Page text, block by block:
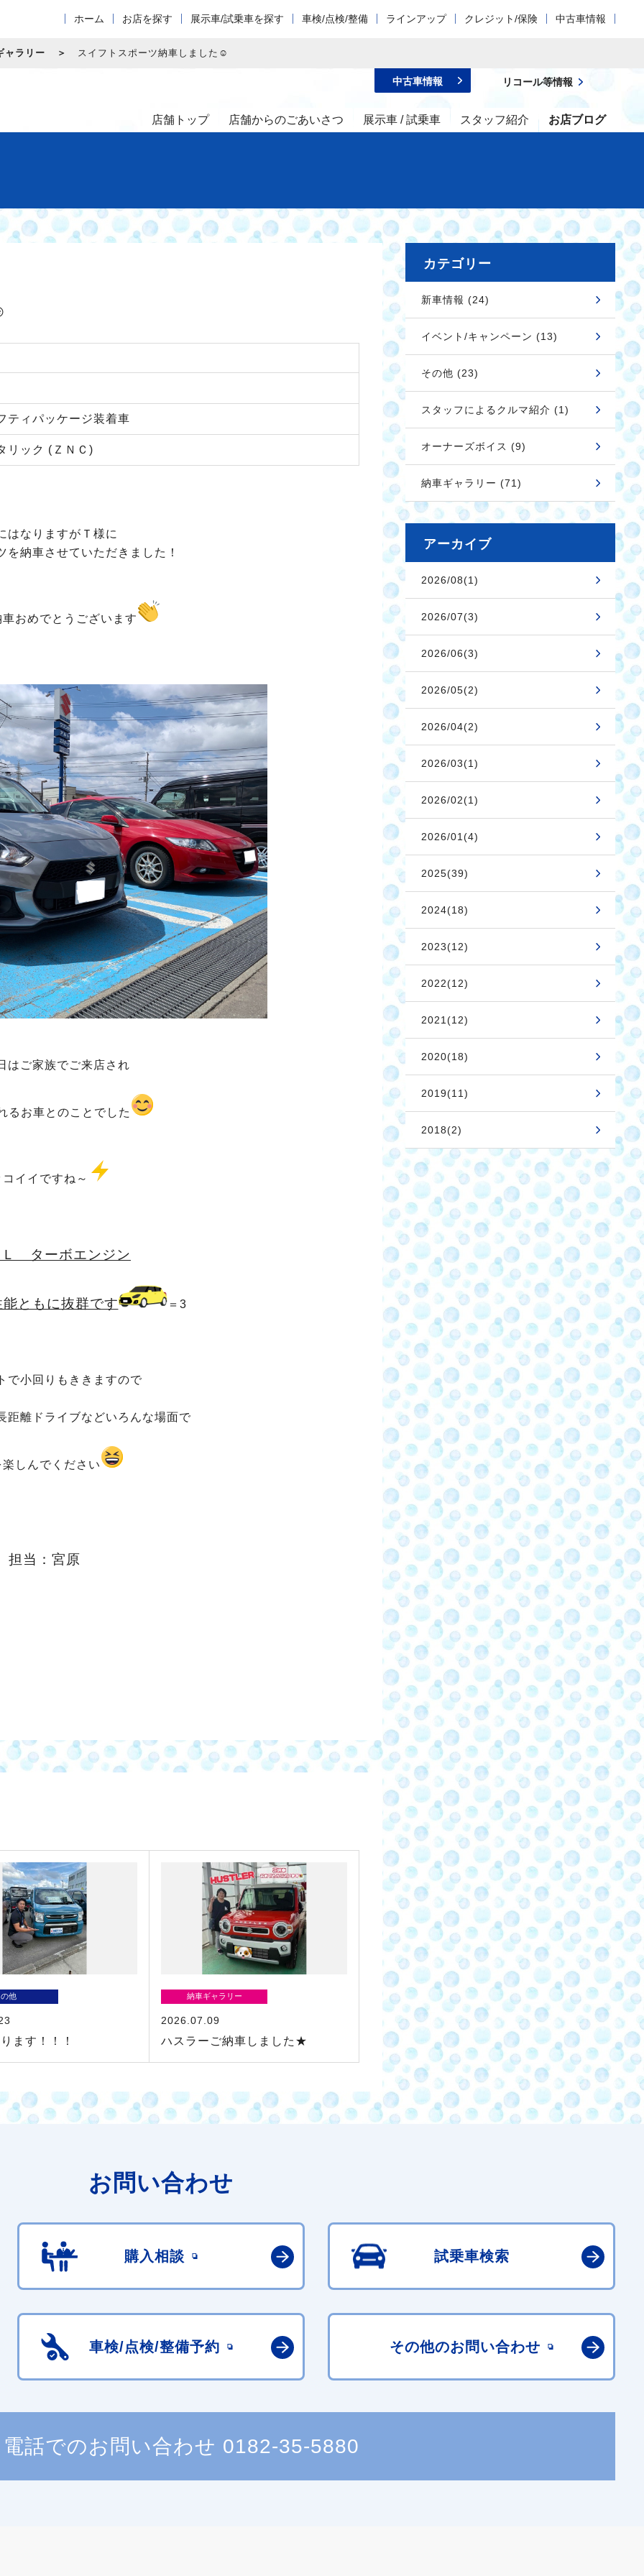
ホーム お店を探す 展示車/試乗車を探す 車検/点検/整備 ラインアップ クレジット/保険 中古車情報
ャラリー スイフトスポーツ納車しました☺
店舗トップ 店舗からのごあいさつ 展示車 / 試乗車 スタッフ紹介 お店ブログ
中古車情報 リコール等情報
ティパッケージ装着車
リック (ＺＮＣ)
はなりますがＴ様に
を納車させていただきました！
おめでとうございます
はご家族でご来店され
るお車とのことでした
イイですね～
Ｌ ターボエンジン
ともに抜群です ＝3
で小回りもききますので
距離ドライブなどいろんな場面で
しんでください
担当：宮原
他
ます！！！
納車ギャラリー
2026.07.09
ハスラーご納車しました★
カテゴリー
新車情報 (24)
イベント/キャンペーン (13)
その他 (23)
スタッフによるクルマ紹介 (1)
オーナーズボイス (9)
納車ギャラリー (71)
アーカイブ
2026/08(1)
2026/07(3)
2026/06(3)
2026/05(2)
2026/04(2)
2026/03(1)
2026/02(1)
2026/01(4)
2025(39)
2024(18)
2023(12)
2022(12)
2021(12)
2020(18)
2019(11)
2018(2)
お問い合わせ
購入相談 試乗車検索
車検/点検/整備予約 その他のお問い合わせ
電話でのお問い合わせ 0182-35-5880